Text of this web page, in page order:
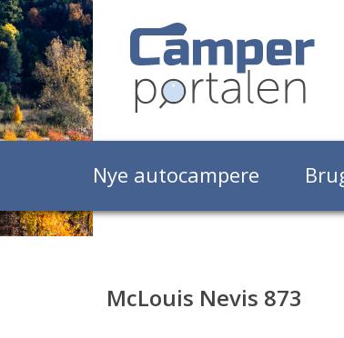
Nye autocampere
McLouis Nevis 873